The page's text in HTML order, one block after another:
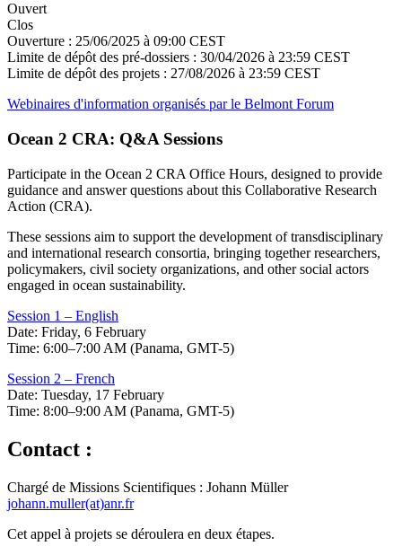
Ouvert
Clos
Ouverture : 25/06/2025 à 09:00 CEST
Limite de dépôt des pré-dossiers : 30/04/2026 à 23:59 CEST
Limite de dépôt des projets : 27/08/2026 à 23:59 CEST
Webinaires d'information organisés par le Belmont Forum
Ocean 2 CRA: Q&A Sessions
Participate in the Ocean 2 CRA Office Hours, designed to provide
guidance and answer questions about this Collaborative Research
Action (CRA).
These sessions aim to support the development of transdisciplinary
and international research consortia, bringing together researchers,
policymakers, civil society organizations, and other social actors
engaged in ocean sustainability.
Session 1 – English
Date: Friday, 6 February
Time: 6:00–7:00 AM (Panama, GMT-5)
Session 2 – French
Date: Tuesday, 17 February
Time: 8:00–9:00 AM (Panama, GMT-5)
Contact :
Chargé de Missions Scientifiques : Johann Müller
johann.muller(at)anr.fr
Cet appel à projets se déroulera en deux étapes.